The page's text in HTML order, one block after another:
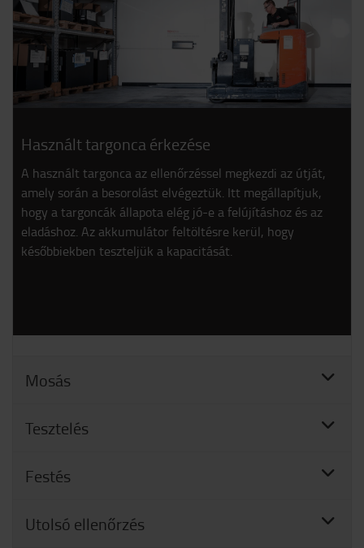
Használt targonca érkezése
A használt targonca az ellenőrzéssel megkezdi az útját,
amely során a besorolást elvégeztük. Itt megállapítjuk,
hogy a targoncák állapota elég jó-e a felújításhoz és az
eladáshoz. Az akkumulátor feltöltésre kerül, hogy
későbbiekben teszteljük a kapacitását.
Mosás
Tesztelés
Festés
Utolsó ellenőrzés